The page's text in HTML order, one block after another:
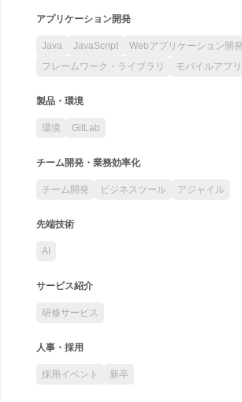
アプリケーション開発
Java JavaScript
Webアプリケーション開発
フレームワーク・ライブラリ
モバイルアプ
製品・環境
環境 GitLab
チーム開発・業務効率化
チーム開発 ビジネスツール アジャイル
先端技術
AI
サービス紹介
研修サービス
人事・採用
採用イベント 新卒